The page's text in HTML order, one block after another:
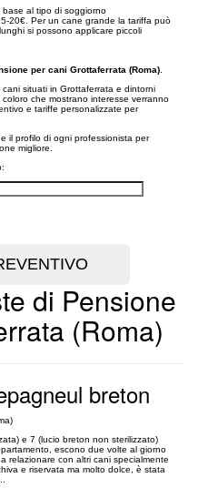
al tipo di soggiorno
20€. Per un cane grande la tariffa può
si possono applicare piccoli
per cani Grottaferrata (Roma)
situati in Grottaferrata e dintorni
che mostrano interesse verranno
e tariffe personalizzate per
il profilo di ogni professionista per
migliore.
di Pensione
(Roma)
breton
e 7 (lucio breton non sterilizzato)
escono due volte al giorno
relazionare con altri cani specialmente
e riservata ma molto dolce, è stata